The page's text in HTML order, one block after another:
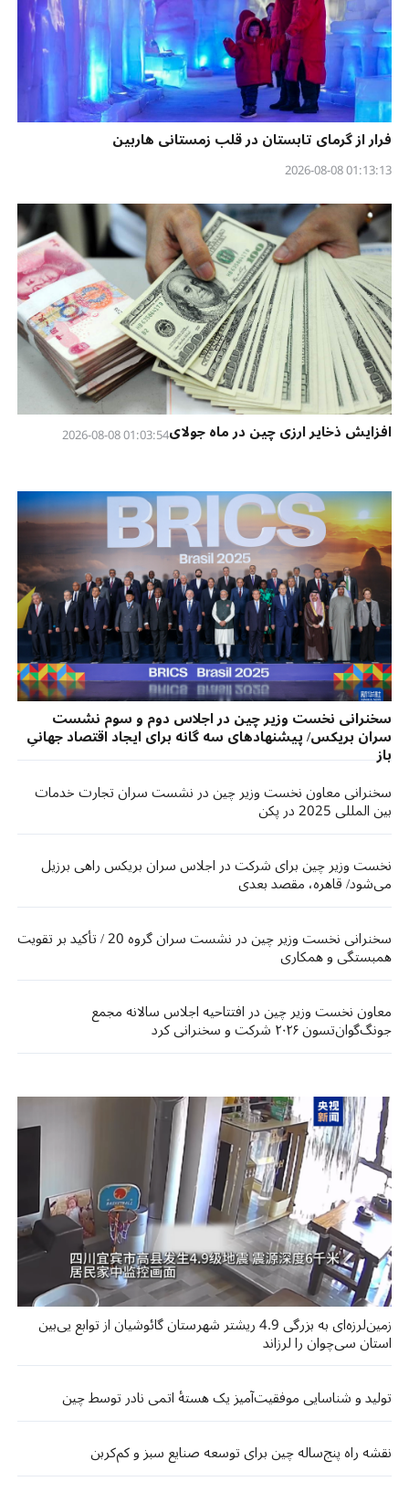
فرار از گرمای تابستان در قلب زمستانی هاربین
01:13:13 2026-08-08
افزایش ذخایر ارزی چین در ماه جولای01:03:54 2026-08-08
سخنرانی نخست وزیر چین در اجلاس دوم و سوم نشست
سران بریکس/ پیشنهادهای سه گانه برای ایجاد اقتصاد جهانیِ
باز
سخنرانی معاون نخست وزیر چین در نشست سران تجارت خدمات
بین المللی 2025 در پکن
نخست وزیر چین برای شرکت در اجلاس سران بریکس راهی برزیل
می‌شود/ قاهره، مقصد بعدی
سخنرانی نخست وزیر چین در نشست سران گروه 20 / تأکید بر تقویت
همبستگی و همکاری
معاون نخست وزیر چین در افتتاحیه اجلاس سالانه مجمع
جونگ‌گوان‌تسون ۲۰۲۶ شرکت و سخنرانی کرد
زمین‌لرزه‌ای به بزرگی 4.9 ریشتر شهرستان گائوشیان از توابع یی‌بین
استان سی‌چوان را لرزاند
تولید و شناسایی موفقیت‌آمیز یک هستهٔ اتمی نادر توسط چین
نقشه راه پنج‌ساله چین برای توسعه صنایع سبز و کم‌کربن